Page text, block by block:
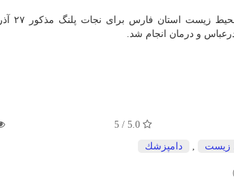
تلاش ها با
و درمان انجام شد.
5.0 / 5
زیست دامپزشك